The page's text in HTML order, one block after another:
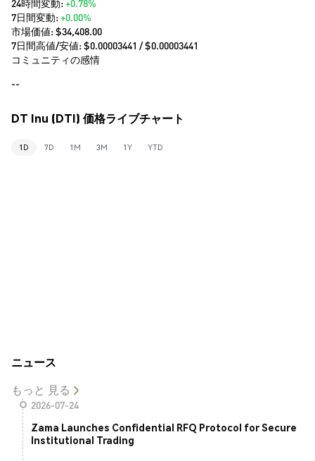
24時間変動:+0.78%
7日間変動:+0.00%
市場価値:$34,408.00
7日間高値/安値: $0.00003441 / $0.00003441
コミュニティの感情
--
DT Inu (DTI) 価格ライブチャート
1D 7D 1M 3M 1Y YTD
ニュース
もっと 見る
2026-07-24
Zama Launches Confidential RFQ Protocol for Secure
Institutional Trading